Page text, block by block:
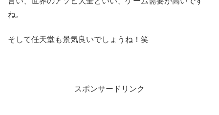
ね。
そして任天堂も景気良いでしょうね！笑
スポンサードリンク